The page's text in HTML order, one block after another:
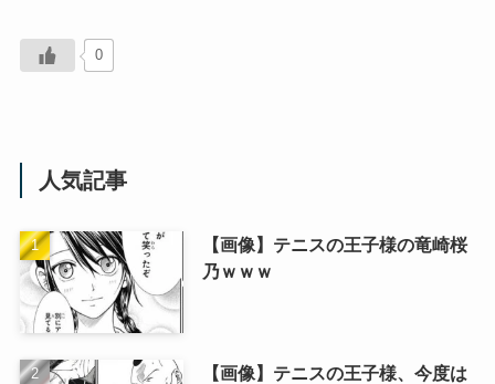
0
人気記事
【画像】テニスの王子様の竜崎桜
乃ｗｗｗ
【画像】テニスの王子様、今度は